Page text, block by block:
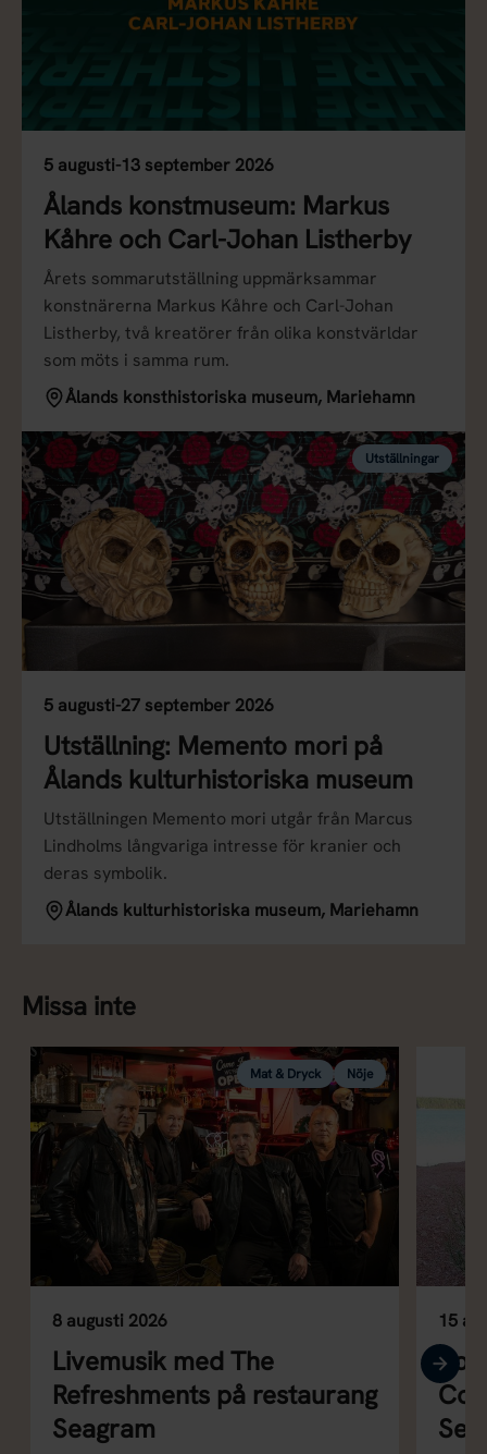
5 augusti-13 september 2026
Ålands konstmuseum: Markus
Kåhre och Carl-Johan Listherby
Årets sommarutställning uppmärksammar
konstnärerna Markus Kåhre och Carl-Johan
Listherby, två kreatörer från olika konstvärldar
som möts i samma rum.
Ålands konsthistoriska museum, Mariehamn
Utställningar
5 augusti-27 september 2026
Utställning: Memento mori på
Ålands kulturhistoriska museum
Utställningen Memento mori utgår från Marcus
Lindholms långvariga intresse för kranier och
deras symbolik.
Ålands kulturhistoriska museum, Mariehamn
Missa inte
Mat & Dryck Nöje
8 augusti 2026
Livemusik med The
Refreshments på restaurang
Seagram
15